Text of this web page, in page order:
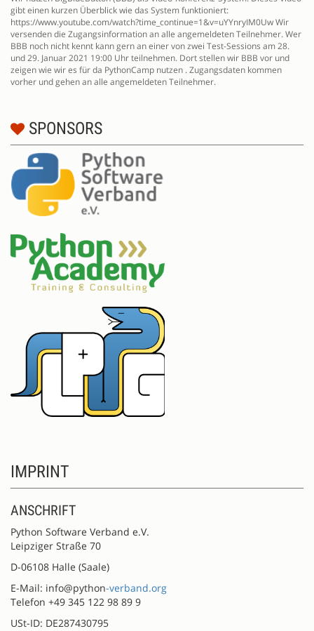
gibt einen kurzen Überblick wie das System funktioniert:
https://www.youtube.com/watch?time_continue=1&v=uYYnryIM0Uw Wir
versenden die Zugangsinformation an alle angemeldeten Teilnehmer. Wer
BBB noch nicht kennt kann gern an einer von zwei Test-Sessions am 28.
und 29. Januar 2021 19:00 Uhr teilnehmen. Dort stellen wir BBB vor und
zeigen wie wir es für da PythonCamp nutzen . Zugangsdaten kommen
vorher und gehen an alle angemeldeten Teilnehmer.
SPONSORS
IMPRINT
ANSCHRIFT
Python Software Verband e.V.
Leipziger Straße 70
D-06108 Halle (Saale)
E-Mail: info@python-verband.org
Telefon +49 345 122 98 89 9
USt-ID: DE287430795